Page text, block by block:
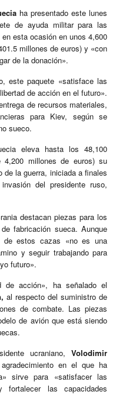
ha presentado este lunes
de ayuda militar para las
esta ocasión en unos 4,600
millones de euros) y «con
de la donación».
este paquete «satisface las
de acción en el futuro».
de recursos materiales,
para Kiev, según se
sueco.
eleva hasta los 48,100
4,200 millones de euros) su
la guerra, iniciada a finales
del presidente ruso,
destacan piezas para los
de fabricación sueca. Aunque
de estos cazas «no es una
y seguir trabajando para
futuro».
de acción», ha señalado el
al respecto del suministro de
de combate. Las piezas
de avión que está siendo
ucraniano, Volodimir
en el que ha
sirve para «satisfacer las
fortalecer las capacidades